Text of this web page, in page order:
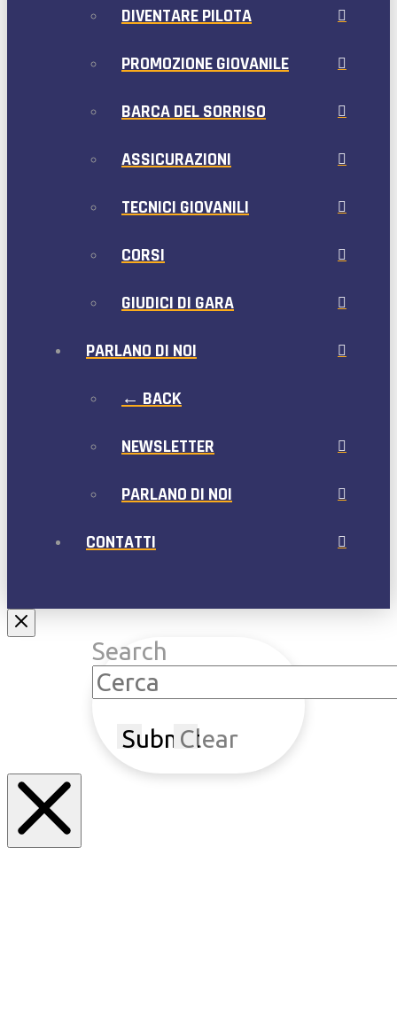
DIVENTARE PILOTA
PROMOZIONE GIOVANILE
BARCA DEL SORRISO
ASSICURAZIONI
TECNICI GIOVANILI
CORSI
GIUDICI DI GARA
PARLANO DI NOI
← BACK
NEWSLETTER
PARLANO DI NOI
CONTATTI
Search
SubmitClear